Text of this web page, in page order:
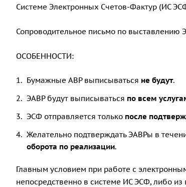
Системе Электронных Счетов-Фактур (ИС
Сопроводительное письмо по выставлению
ОСОБЕННОСТИ:
Бумажные АВР выписываться не будут.
ЭАВР будут выписываться по всем
ЭСФ отправляется только после
Желательно подтверждать ЭАВРы в
оборота по реализации.
Главным условием при работе с
непосредственно в системе ИС ЭСФ, либо